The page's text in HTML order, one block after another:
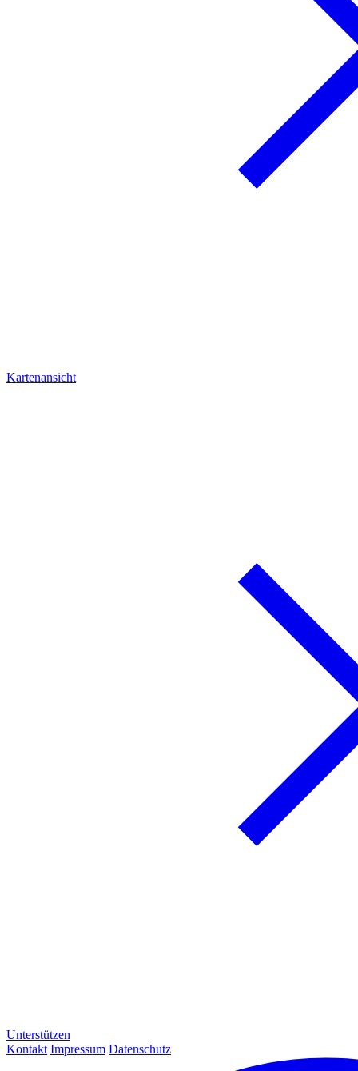
Kartenansicht
Unterstützen
Kontakt Impressum Datenschutz